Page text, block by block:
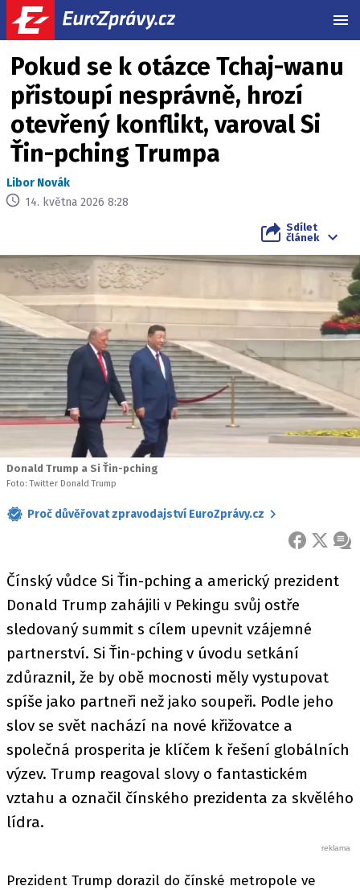
Pokud se k otázce Tchaj-wanu
přistoupí nesprávně, hrozí
otevřený konflikt, varoval Si
Ťin-pching Trumpa
Libor Novák
14. května 2026 8:28
Sdílet
článek
Donald Trump a Si Ťin-pching
Foto: Twitter Donald Trump
Proč důvěřovat zpravodajství EuroZprávy.cz
FACEBOOK
X
Čínský vůdce Si Ťin-pching a americký prezident
Donald Trump zahájili v Pekingu svůj ostře
sledovaný summit s cílem upevnit vzájemné
partnerství. Si Ťin-pching v úvodu setkání
zdůraznil, že by obě mocnosti měly vystupovat
spíše jako partneři než jako soupeři. Podle jeho
slov se svět nachází na nové křižovatce a
společná prosperita je klíčem k řešení globálních
výzev. Trump reagoval slovy o fantastickém
vztahu a označil čínského prezidenta za skvělého
lídra.
Prezident Trump dorazil do čínské metropole ve